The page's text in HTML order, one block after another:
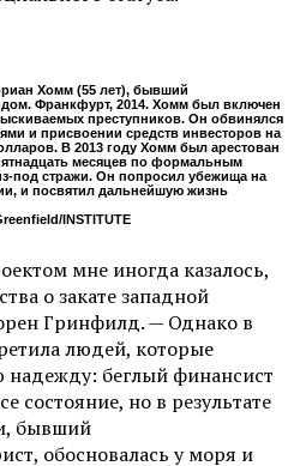
Хомм (55 лет), бывший
Франкфурт, 2014. Хомм был включен
преступников. Он обвинялся
и присвоении средств инвесторов на
В 2013 году Хомм был арестован
месяцев по формальным
под стражи. Он попросил убежища на
и посвятил дальнейшую жизнь
INSTITUTE
мне иногда казалось,
о закате западной
Гринфилд. — Однако в
людей, которые
беглый финансист
состояние, но в результате
бывший
обосновалась у моря и